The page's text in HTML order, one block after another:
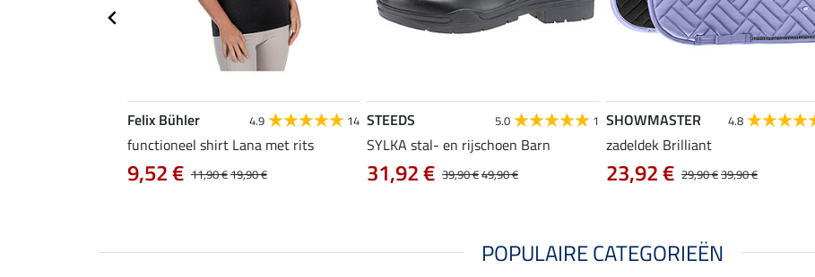
Felix Bühler 4.9 14
functioneel shirt Lana met rits
11,90 €19,90 €
9,52 €
STEEDS 5.0 1
SYLKA stal- en rijschoen Barn
39,90 €49,90 €
31,92 €
SHOWMASTER 4.8
zadeldek Brilliant
29,90 €39,90 €
23,92 €
POPULAIRE CATEGORIEËN